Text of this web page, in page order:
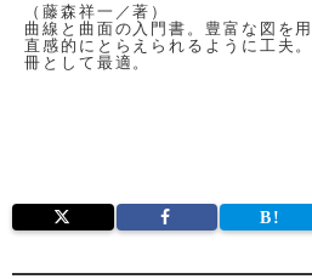
（藤森祥一／著）
曲線と曲面の入門書。豊富な図を
直感的にとらえられるように工夫
冊として最適。